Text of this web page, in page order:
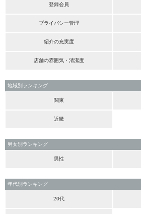
登録会員
プライバシー管理
紹介の充実度
店舗の雰囲気・清潔度
地域別ランキング
関東
近畿
男女別ランキング
男性
年代別ランキング
20代